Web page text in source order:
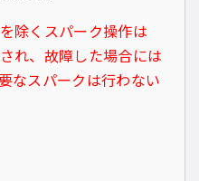
除くスパーク操作は
れ、故障した場合には
なスパークは行わない